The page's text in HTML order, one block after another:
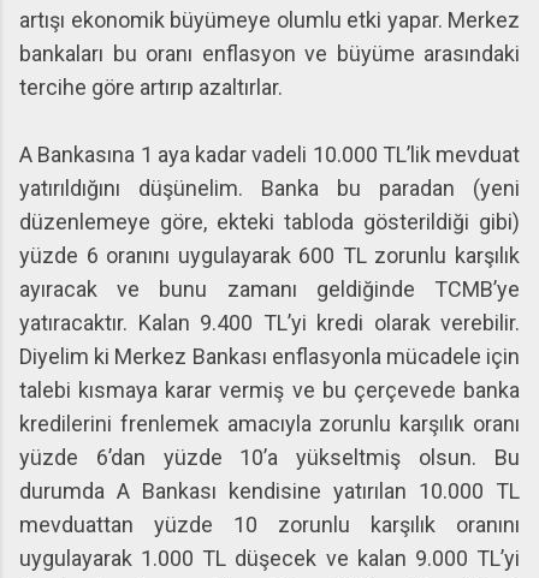
artışı ekonomik büyümeye olumlu etki yapar. Merkez
bankaları bu oranı enflasyon ve büyüme arasındaki
tercihe göre artırıp azaltırlar.
A Bankasına 1 aya kadar vadeli 10.000 TL’lik mevduat
yatırıldığını düşünelim. Banka bu paradan (yeni
düzenlemeye göre, ekteki tabloda gösterildiği gibi)
yüzde 6 oranını uygulayarak 600 TL zorunlu karşılık
ayıracak ve bunu zamanı geldiğinde TCMB’ye
yatıracaktır. Kalan 9.400 TL’yi kredi olarak verebilir.
Diyelim ki Merkez Bankası enflasyonla mücadele için
talebi kısmaya karar vermiş ve bu çerçevede banka
kredilerini frenlemek amacıyla zorunlu karşılık oranı
yüzde 6’dan yüzde 10’a yükseltmiş olsun. Bu
durumda A Bankası kendisine yatırılan 10.000 TL
mevduattan yüzde 10 zorunlu karşılık oranını
uygulayarak 1.000 TL düşecek ve kalan 9.000 TL’yi